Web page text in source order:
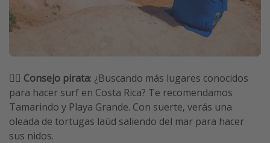
🏴‍☠️ Consejo pirata: ¿Buscando más lugares conocidos
para hacer surf en Costa Rica? Te recomendamos
Tamarindo y Playa Grande. Con suerte, verás una
oleada de tortugas laúd saliendo del mar para hacer
sus nidos.